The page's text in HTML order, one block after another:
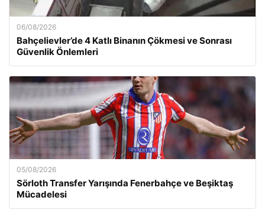
06/08/2026
Bahçelievler’de 4 Katlı Binanın Çökmesi ve Sonrası
Güvenlik Önlemleri
05/08/2026
Sörloth Transfer Yarışında Fenerbahçe ve Beşiktaş
Mücadelesi